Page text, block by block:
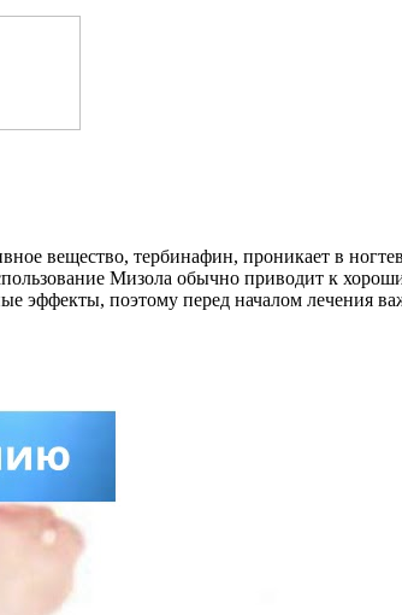
вещество, тербинафин, проникает в
Мизола обычно приводит к
поэтому перед началом лечения